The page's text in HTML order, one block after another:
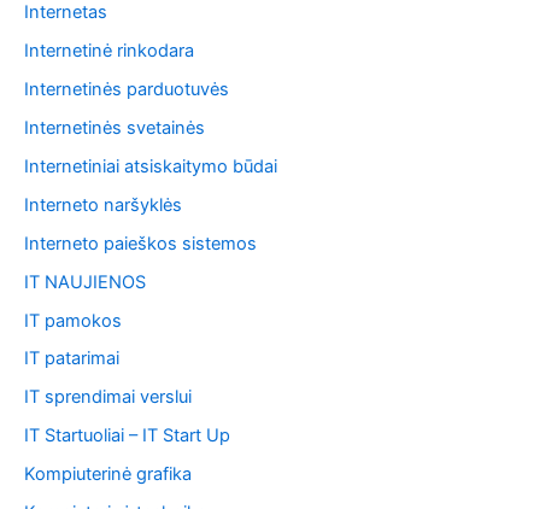
Internetas
Internetinė rinkodara
Internetinės parduotuvės
Internetinės svetainės
Internetiniai atsiskaitymo būdai
Interneto naršyklės
Interneto paieškos sistemos
IT NAUJIENOS
IT pamokos
IT patarimai
IT sprendimai verslui
IT Startuoliai – IT Start Up
Kompiuterinė grafika